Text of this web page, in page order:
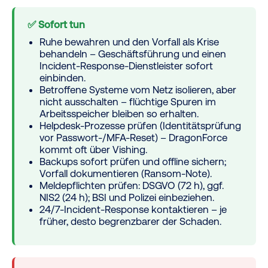
✅ Sofort tun
Ruhe bewahren und den Vorfall als Krise
behandeln – Geschäftsführung und einen
Incident-Response-Dienstleister sofort
einbinden.
Betroffene Systeme vom Netz isolieren, aber
nicht ausschalten – flüchtige Spuren im
Arbeitsspeicher bleiben so erhalten.
Helpdesk-Prozesse prüfen (Identitätsprüfung
vor Passwort-/MFA-Reset) – DragonForce
kommt oft über Vishing.
Backups sofort prüfen und offline sichern;
Vorfall dokumentieren (Ransom-Note).
Meldepflichten prüfen: DSGVO (72 h), ggf.
NIS2 (24 h); BSI und Polizei einbeziehen.
24/7-Incident-Response kontaktieren – je
früher, desto begrenzbarer der Schaden.